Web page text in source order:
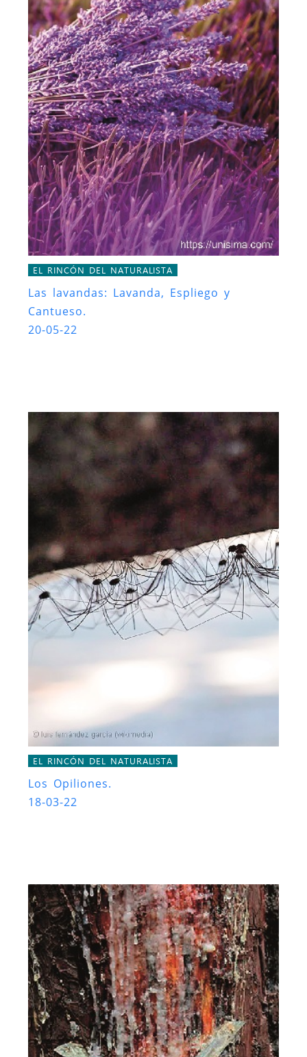
EL RINCÓN DEL NATURALISTA
Las lavandas: Lavanda, Espliego y
Cantueso.
20-05-22
EL RINCÓN DEL NATURALISTA
Los Opiliones.
18-03-22